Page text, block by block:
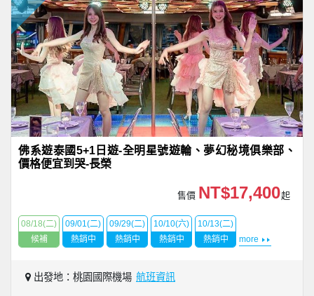
佛系遊泰國5+1日遊-全明星號遊輪、夢幻秘境俱樂部、
價格便宜到哭-長榮
售價 NT$17,400起
08/18(二)
候補
09/01(二)
熱銷中
09/29(二)
熱銷中
10/10(六)
熱銷中
10/13(二)
熱銷中
more
出發地：桃園國際機場 航班資訊